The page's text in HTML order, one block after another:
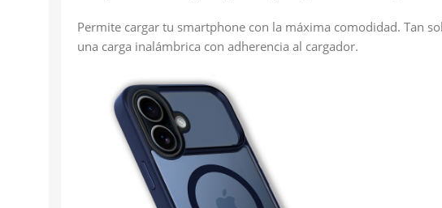
Permite cargar tu smartphone con la máxima comodidad. Tan
una carga inalámbrica con adherencia al cargador.